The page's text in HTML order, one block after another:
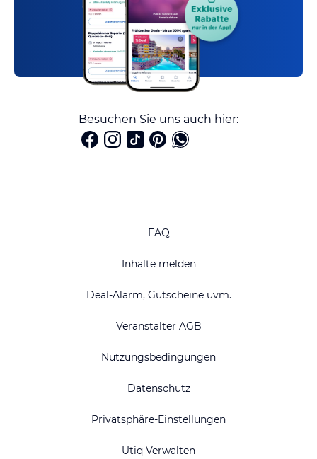
Besuchen Sie uns auch hier:
FAQ
Inhalte melden
Deal-Alarm, Gutscheine uvm.
Veranstalter AGB
Nutzungsbedingungen
Datenschutz
Privatsphäre-Einstellungen
Utiq Verwalten